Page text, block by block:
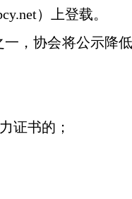
）上登载。
，协会将公示降
证书的；